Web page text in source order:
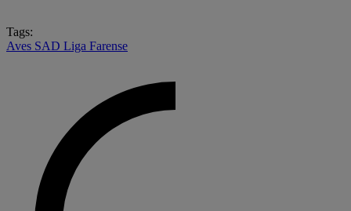
Tags:
Aves SAD Liga Farense